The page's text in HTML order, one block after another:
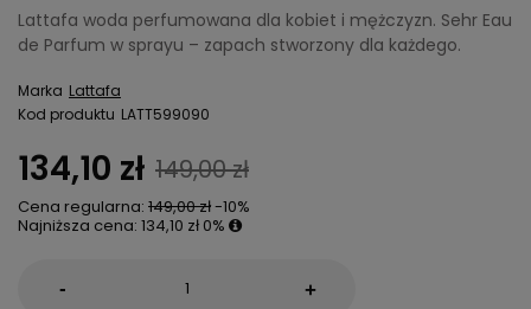
Lattafa woda perfumowana dla kobiet i mężczyzn. Sehr Eau
de Parfum w sprayu – zapach stworzony dla każdego.
Marka Lattafa
Kod produktu LATT599090
134,10 zł 149,00 zł
Cena regularna: 149,00 zł-10%
Najniższa cena: 134,10 zł 0%
- +